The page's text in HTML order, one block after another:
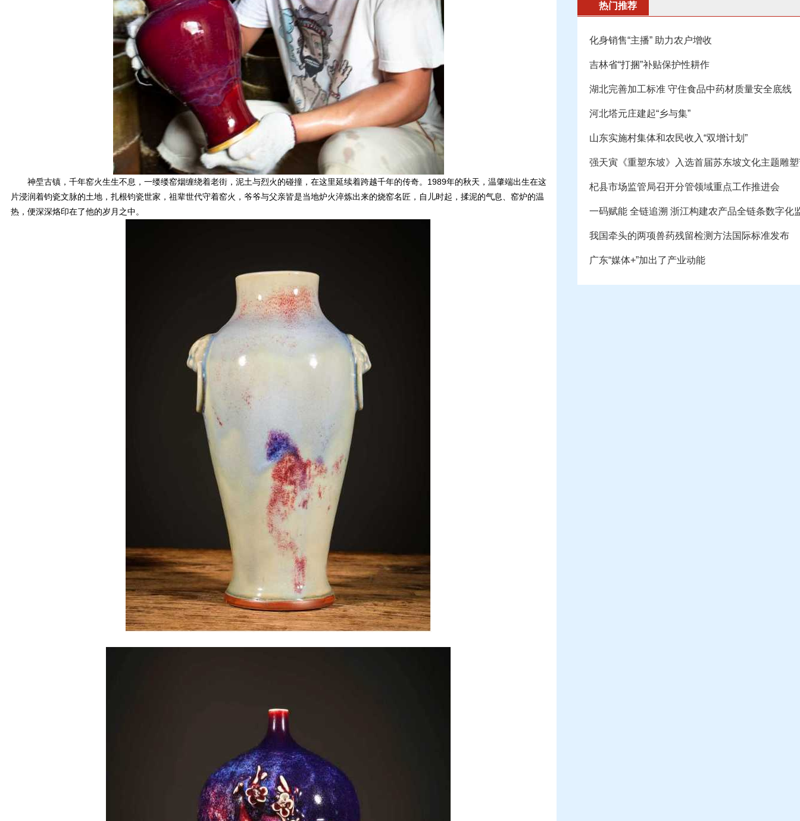
神垕古镇，千年窑火生生不息，一缕缕窑烟缠绕着老街，泥土与烈火的碰撞，在这里延续着跨越千年的传奇。1989年的秋天，温肇端出生在这
片浸润着钧瓷文脉的土地，扎根钧瓷世家，祖辈世代守着窑火，爷爷与父亲皆是当地炉火淬炼出来的烧窑名匠，自儿时起，揉泥的气息、窑炉的温
热，便深深烙印在了他的岁月之中。
热门推荐
化身销售“主播” 助力农户增收
吉林省“打捆”补贴保护性耕作
湖北完善加工标准 守住食品中药材质量安全底线
河北塔元庄建起“乡与集”
山东实施村集体和农民收入“双增计划”
强天寅《重塑东坡》入选首届苏东坡文化主题雕
杞县市场监管局召开分管领域重点工作推进会
一码赋能 全链追溯 浙江构建农产品全链条数字化
我国牵头的两项兽药残留检测方法国际标准发布
广东“媒体+”加出了产业动能